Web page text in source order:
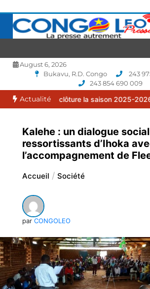
contenu
CONGOLEO
August 6, 2026
Bukavu, R.D. Congo
243
243 854 690 009
Actualité
clôture la saison 2025-2026 par une
Kalehe : un dialogue
ressortissants d’Ihoka
l’accompagnement de
Accueil Société
par CONGOLEO